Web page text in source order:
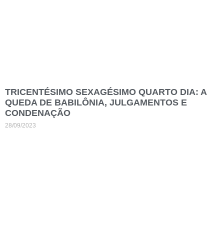
TRICENTÉSIMO SEXAGÉSIMO QUARTO DIA: A
QUEDA DE BABILÔNIA, JULGAMENTOS E
CONDENAÇÃO
28/09/2023